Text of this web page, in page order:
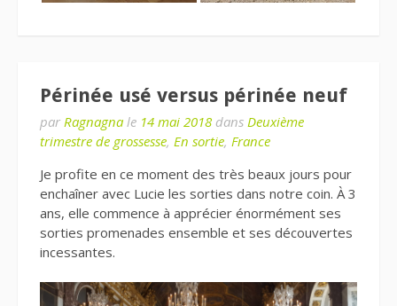
Périnée usé versus périnée neuf
par Ragnagna le 14 mai 2018 dans Deuxième
trimestre de grossesse, En sortie, France
Je profite en ce moment des très beaux jours pour
enchaîner avec Lucie les sorties dans notre coin. À 3
ans, elle commence à apprécier énormément ses
sorties promenades ensemble et ses découvertes
incessantes.